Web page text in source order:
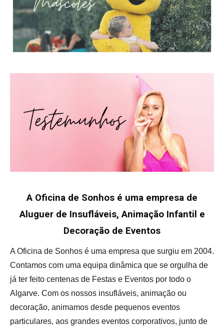
A Oficina de Sonhos é uma empresa de
Aluguer de Insufláveis, Animação Infantil e
Decoração de Eventos
A Oficina de Sonhos é uma empresa que surgiu em 2004.
Contamos com uma equipa dinâmica que se orgulha de
já ter feito centenas de Festas e Eventos por todo o
Algarve. Com os nossos insufláveis, animação ou
decoração, animamos desde pequenos eventos
particulares, aos grandes eventos corporativos, junto de